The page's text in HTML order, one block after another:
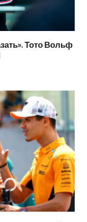
Тото Вольф